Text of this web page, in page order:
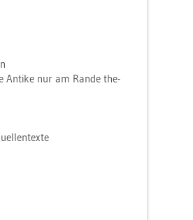
An­ti­ke nur am Rande the­